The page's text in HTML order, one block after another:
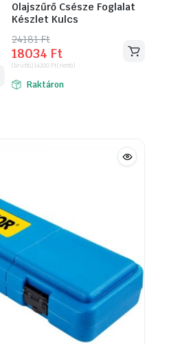
Olajszűrő Csésze Foglalat
Készlet Kulcs
24181Ft
Original
price
was:
24181 Ft.
18034 Ft
Current
price
is:
18034 Ft.
(bruttó)14200 Ft(nettó)
Raktáron